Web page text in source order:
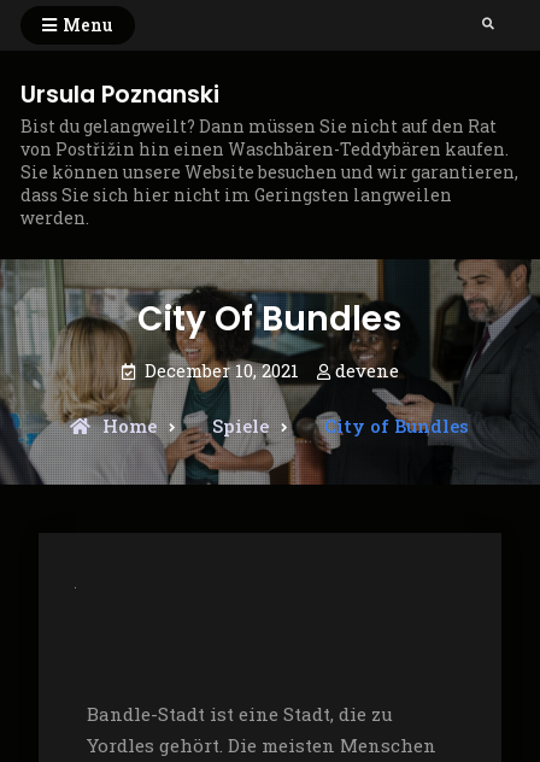
Skip
content
Menu Search
Ursula Poznanski
Bist du gelangweilt? Dann müssen Sie nicht auf den Rat
von Postřižin hin einen Waschbären-Teddybären kaufen.
Sie können unsere Website besuchen und wir garantieren,
dass Sie sich hier nicht im Geringsten langweilen
werden.
City Of Bundles
December 10, 2021 devene
Home Spiele City of Bundles
Bandle-Stadt ist eine Stadt, die zu
Yordles gehört. Die meisten Menschen